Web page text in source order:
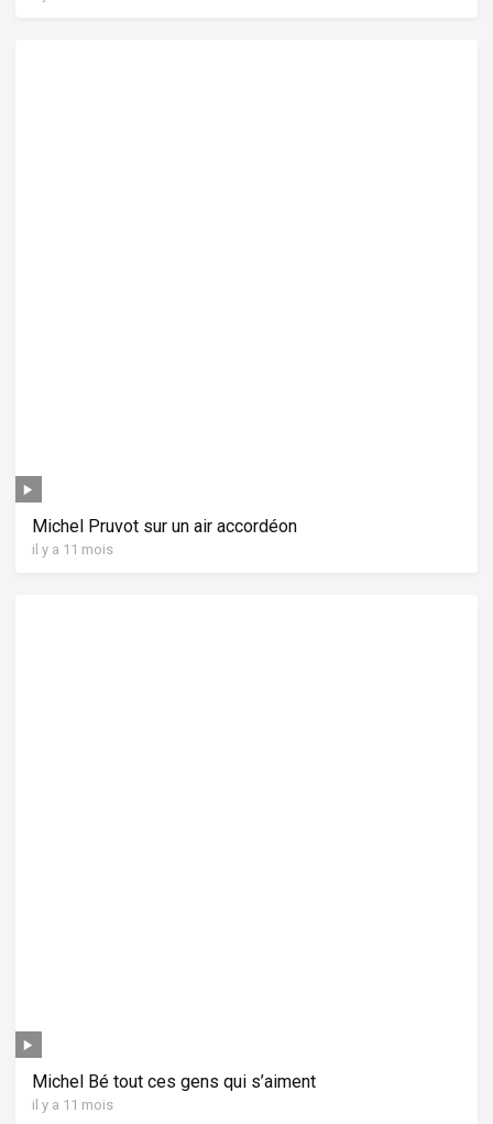
Michel Pruvot sur un air accordéon
il y a 11 mois
Michel Bé tout ces gens qui s’aiment
il y a 11 mois